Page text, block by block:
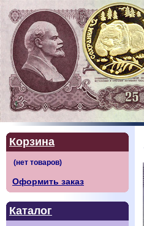
Корзина
Оформить заказ
Каталог